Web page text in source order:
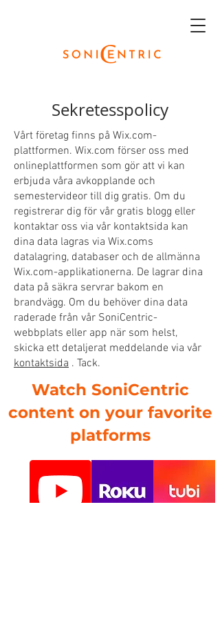
Sekretesspolicy
Vårt företag finns på Wix.com-
plattformen. Wix.com förser oss med
onlineplattformen som gör att vi kan
erbjuda våra avkopplande och
semestervideor till dig gratis. Om du
registrerar dig för vår gratis blogg eller
kontaktar oss via vår kontaktsida kan
dina data lagras via Wix.coms
datalagring, databaser och de allmänna
Wix.com-applikationerna. De lagrar dina
data på säkra servrar bakom en
brandvägg. Om du behöver dina data
raderade från vår SoniCentric-
webbplats eller app när som helst,
skicka ett detaljerat meddelande via vår
kontaktsida . Tack.
Watch SoniCentric
content on your favorite
platforms